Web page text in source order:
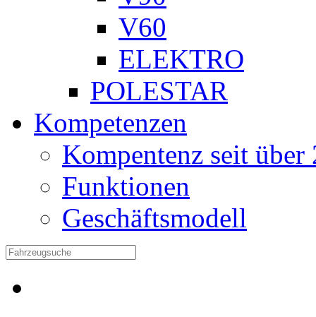
V60
ELEKTRO
POLESTAR
Kompetenzen
Kompentenz seit über
Funktionen
Geschäftsmodell